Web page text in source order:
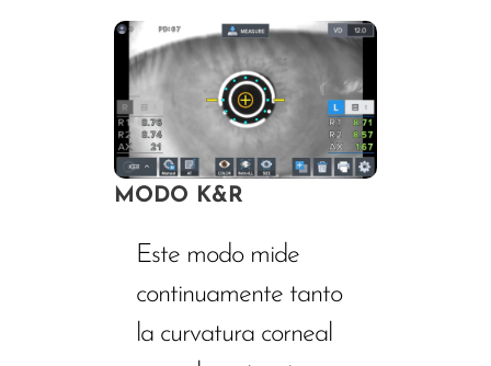
MODO K&R
Este modo mide
continuamente tanto
la curvatura corneal